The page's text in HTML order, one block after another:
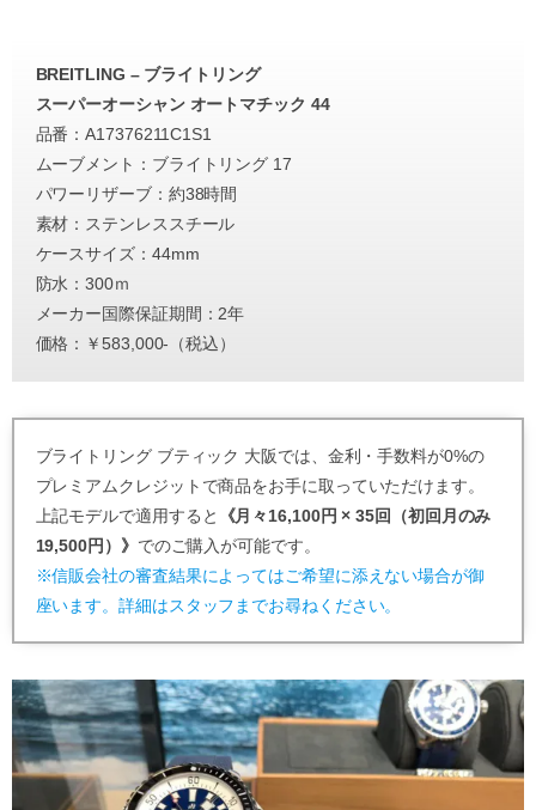
BREITLING – ブライトリング
スーパーオーシャン オートマチック 44
品番：A17376211C1S1
ムーブメント：ブライトリング 17
パワーリザーブ：約38時間
素材：ステンレススチール
ケースサイズ：44mm
防水：300ｍ
メーカー国際保証期間：2年
価格：￥583,000-（税込）
ブライトリング ブティック 大阪では、金利・手数料が0%の
プレミアムクレジットで商品をお手に取っていただけます。
上記モデルで適用すると
《月々16,100円 × 35回（初回月のみ
19,500円）》 でのご購入が可能です。
※信販会社の審査結果によってはご希望に添えない場合が御
座います。詳細はスタッフまでお尋ねください。